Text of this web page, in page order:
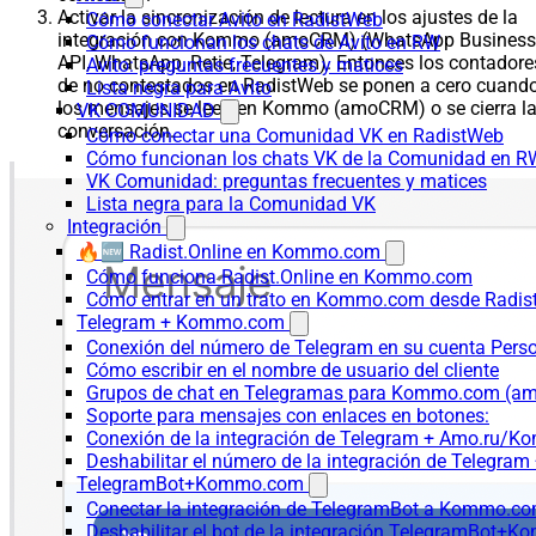
Cómo conectar Avito en RadistWeb
Cómo funcionan los chats de Avito en RW
Avito: preguntas frecuentes y matices
Lista negra para Avito
VK COMUNIDAD
Cómo conectar una Comunidad VK en RadistWeb
Cómo funcionan los chats VK de la Comunidad en
VK Comunidad: preguntas frecuentes y matices
Lista negra para la Comunidad VK
Integración
🔥🆕 Radist.Online en Kommo.com
Cómo funciona Radist.Online en Kommo.com
Cómo entrar en un trato en Kommo.com desde
Telegram + Kommo.com
Conexión del número de Telegram en su cuenta
Cómo escribir en el nombre de usuario del cliente
Grupos de chat en Telegramas para Kommo.com
Soporte para mensajes con enlaces en botones:
Conexión de la integración de Telegram + Amo.ru/
Deshabilitar el número de la integración de
TelegramBot+Kommo.com
Conectar la integración de TelegramBot a
Activar la sincronización de lectura en los ajustes de la
integración con Kommo (amoCRM) (WhatsApp Business
API, WhatsApp, Retie, Telegram). Entonces los
de no contestados en RadistWeb se ponen a cero
los mensajes se leen en Kommo (amoCRM) o se cierra la
conversación.